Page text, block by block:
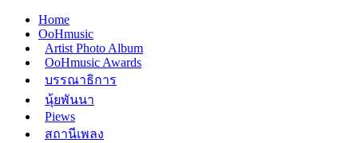
Home
OoHmusic
Artist Photo Album
OoHmusic Awards
บรรณาธิการ
นุ้ยพันนา
Piews
สถานีเพลง